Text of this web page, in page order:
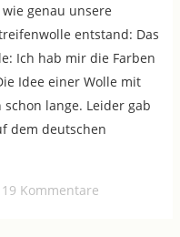
genau unsere
entstand: Das
Ich hab mir die Farben
Idee einer Wolle mit
lange. Leider gab
dem deutschen
19 Kommentare